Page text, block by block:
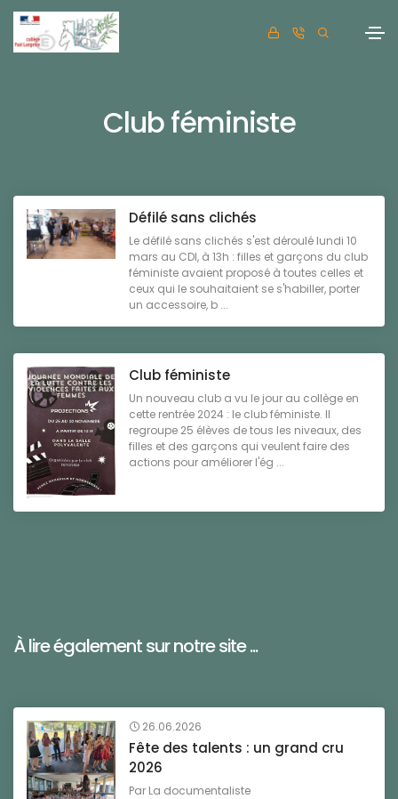
Club féministe
Défilé sans clichés
Le défilé sans clichés s'est déroulé lundi 10
mars au CDI, à 13h : filles et garçons du club
féministe avaient proposé à toutes celles et
ceux qui le souhaitaient se s'habiller, porter
un accessoire, b ...
Club féministe
Un nouveau club a vu le jour au collège en
cette rentrée 2024 : le club féministe. Il
regroupe 25 élèves de tous les niveaux, des
filles et des garçons qui veulent faire des
actions pour améliorer l'ég ...
À lire également sur notre site ...
26.06.2026
Fête des talents : un grand cru
2026
Par La documentaliste